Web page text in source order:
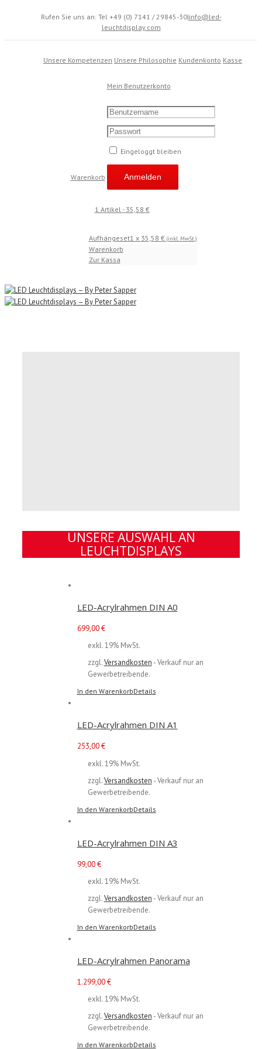
Rufen Sie uns an: Tel +49 (0) 7141 / 29845-30|info@led-
leuchtdisplay.com
Unsere Kompetenzen Unsere Philosophie Kundenkonto Kasse
Warenkorb
Mein Benutzerkonto
Eingeloggt bleiben
1 Artikel- 35,58 €
Aufhängeset1 x 35,58 € (inkl. MwSt.)
Warenkorb
Zur Kassa
UNSERE AUSWAHL AN
LEUCHTDISPLAYS
LED-Acrylrahmen DIN A0
699,00€
exkl. 19% MwSt.
zzgl.Versandkosten - Verkauf nur an
Gewerbetreibende.
In den WarenkorbDetails
LED-Acrylrahmen DIN A1
253,00€
exkl. 19% MwSt.
zzgl.Versandkosten - Verkauf nur an
Gewerbetreibende.
In den WarenkorbDetails
LED-Acrylrahmen DIN A3
99,00€
exkl. 19% MwSt.
zzgl.Versandkosten - Verkauf nur an
Gewerbetreibende.
In den WarenkorbDetails
LED-Acrylrahmen Panorama
1.299,00€
exkl. 19% MwSt.
zzgl.Versandkosten - Verkauf nur an
Gewerbetreibende.
In den WarenkorbDetails